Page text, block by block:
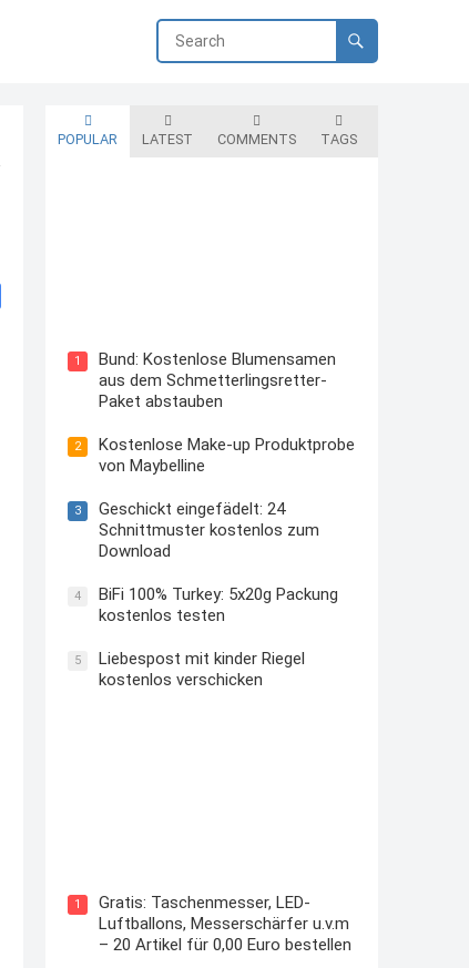
POPULAR LATEST COMMENTS TAGS
1
Bund: Kostenlose Blumensamen
aus dem Schmetterlingsretter-
Paket abstauben
2
Kostenlose Make-up Produktprobe
von Maybelline
3
Geschickt eingefädelt: 24
Schnittmuster kostenlos zum
Download
4
BiFi 100% Turkey: 5x20g Packung
kostenlos testen
5
Liebespost mit kinder Riegel
kostenlos verschicken
1
Gratis: Taschenmesser, LED-
Luftballons, Messerschärfer u.v.m
– 20 Artikel für 0,00 Euro bestellen